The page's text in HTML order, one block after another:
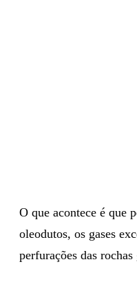
O que acontece é que
oleodutos, os gases
perfurações das